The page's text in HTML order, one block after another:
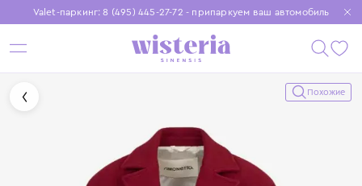
Valet-паркинг: 8 (495) 445-27-72 - припаркуем ваш автомобиль
Бесплатная доставка при заказе от 15 000 ₽
Установите приложение, чтобы покупки были еще удобнее
Похожие